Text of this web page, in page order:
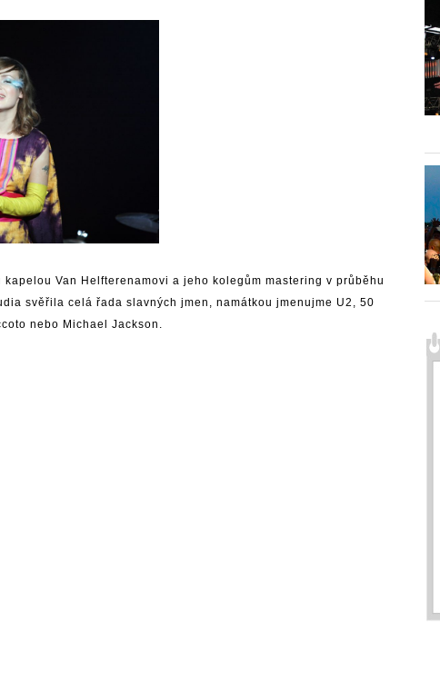
Van Helfterenamovi a jeho kolegům mastering v průběhu
svěřila celá řada slavných jmen, namátkou jmenujme U2, 50
nebo Michael Jackson.